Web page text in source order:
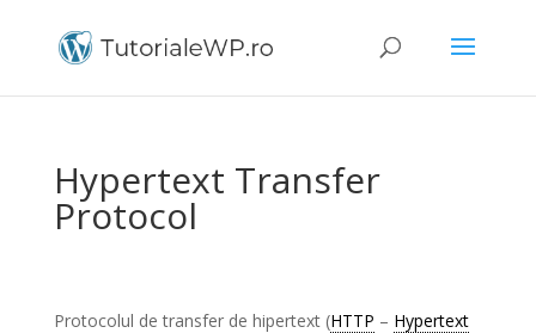
Hypertext Transfer
Protocol
Protocolul de transfer de hipertext (HTTP – Hypertext